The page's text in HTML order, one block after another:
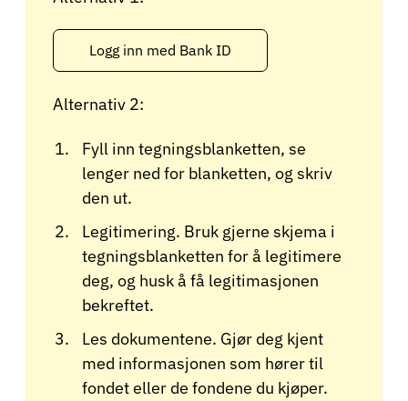
Logg inn med Bank ID
Alternativ 2:
Fyll inn tegningsblanketten, se
lenger ned for blanketten, og skriv
den ut.
Legitimering. Bruk gjerne skjema i
tegningsblanketten for å legitimere
deg, og husk å få legitimasjonen
bekreftet.
Les dokumentene. Gjør deg kjent
med informasjonen som hører til
fondet eller de fondene du kjøper.